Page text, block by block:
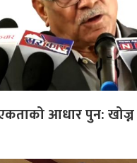
आधार पुन: